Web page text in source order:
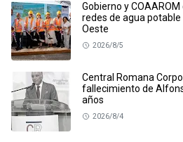
Gobierno y
redes de agua potable
Oeste
2026/8/5
Central Romana
fallecimiento de
años
2026/8/4